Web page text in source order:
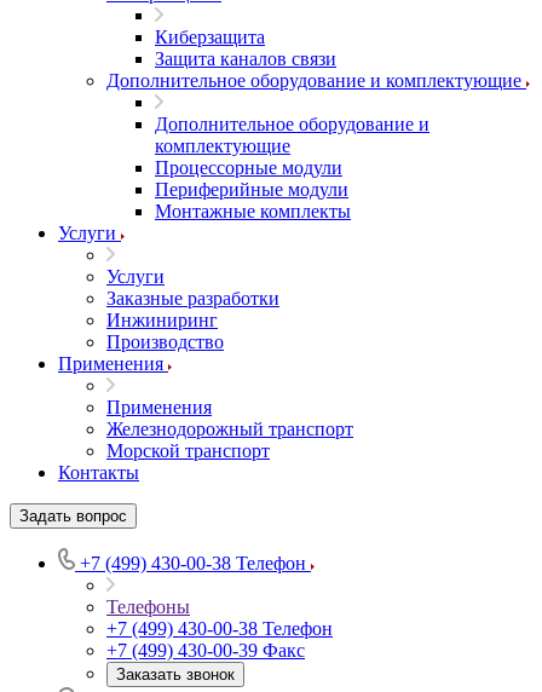
Киберзащита
Защита каналов связи
Дополнительное оборудование и комплектующие
Дополнительное оборудование и
комплектующие
Процессорные модули
Периферийные модули
Монтажные комплекты
Услуги
Услуги
Заказные разработки
Инжиниринг
Производство
Применения
Применения
Железнодорожный транспорт
Морской транспорт
Контакты
Задать вопрос
+7 (499) 430-00-38 Телефон
Телефоны
+7 (499) 430-00-38 Телефон
+7 (499) 430-00-39 Факс
Заказать звонок